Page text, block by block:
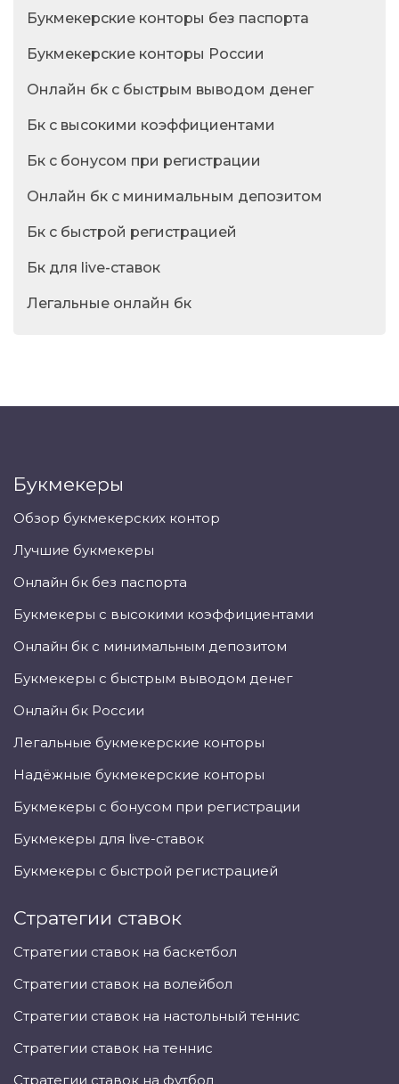
Букмекерские конторы без паспорта
Букмекерские конторы России
Онлайн бк с быстрым выводом денег
Бк с высокими коэффициентами
Бк с бонусом при регистрации
Онлайн бк с минимальным депозитом
Бк с быстрой регистрацией
Бк для live-ставок
Легальные онлайн бк
Букмекеры
Обзор букмекерских контор
Лучшие букмекеры
Онлайн бк без паспорта
Букмекеры с высокими коэффициентами
Онлайн бк с минимальным депозитом
Букмекеры с быстрым выводом денег
Онлайн бк России
Легальные букмекерские конторы
Надёжные букмекерские конторы
Букмекеры с бонусом при регистрации
Букмекеры для live-ставок
Букмекеры с быстрой регистрацией
Стратегии ставок
Стратегии ставок на баскетбол
Стратегии ставок на волейбол
Стратегии ставок на настольный теннис
Стратегии ставок на теннис
Стратегии ставок на футбол